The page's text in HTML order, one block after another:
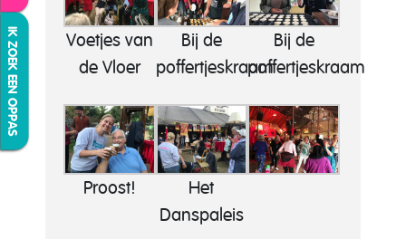
IK ZOEK EEN OPPAS
Voetjes van
de Vloer
Bij de
poffertjeskraam
Bij de
poffertjeskraam
Proost!
Het
Danspaleis